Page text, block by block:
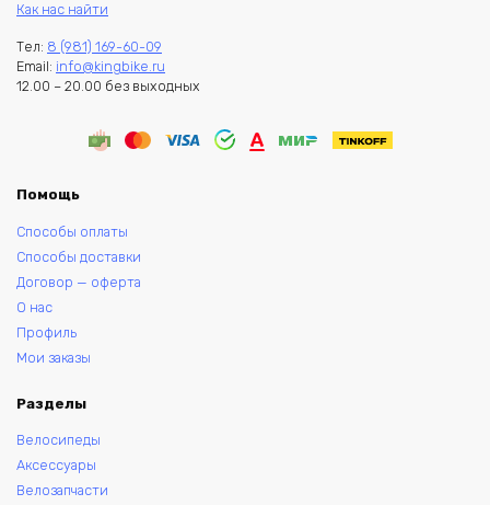
Как нас найти
Тел: 8 (981) 169-60-09
Email: info@kingbike.ru
12.00 – 20.00 без выходных
Помощь
Способы оплаты
Способы доставки
Договор — оферта
О нас
Профиль
Мои заказы
Разделы
Велосипеды
Аксессуары
Велозапчасти